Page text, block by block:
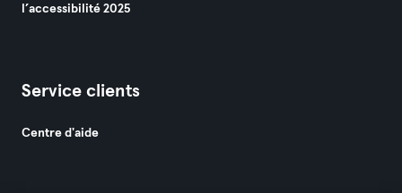
l’accessibilité 2025
Service clients
Centre d'aide